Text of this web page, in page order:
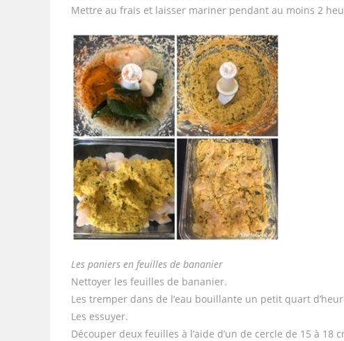
Mettre au frais et laisser mariner pendant au moins 2
Les paniers en feuilles de bananier
Nettoyer les feuilles de bananier.
Les tremper dans de l’eau bouillante un petit quart
Les essuyer.
Découper deux feuilles à l’aide d’un de cercle de 15 à 18